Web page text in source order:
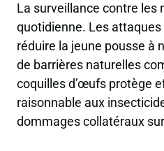
La surveillance contre les
quotidienne. Les
réduire la jeune pousse à
de barrières naturelles
coquilles d’œufs protège
raisonnable aux
dommages collatéraux